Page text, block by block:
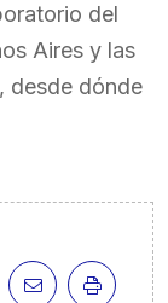
del
Aires y las
desde dónde